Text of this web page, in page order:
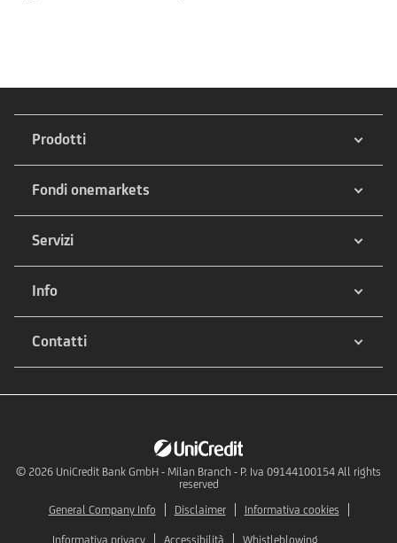
Prodotti
Fondi onemarkets
Servizi
Info
Contatti
© 2026 UniCredit Bank GmbH - Milan Branch - P. Iva 09144100154 All rights
reserved
General Company Info
Disclaimer Informativa cookies
Informativa privacy Accessibilità Whistleblowing